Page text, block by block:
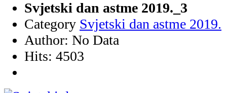
Svjetski dan astme 2019._3
Category Svjetski dan astme 2019.
Author: No Data
Hits: 4503